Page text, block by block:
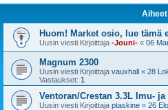
Aiheet
Huom! Market osio, lue
Uusin viesti Kirjoittaja -Jouni- « 06
Magnum 2300
Uusin viesti Kirjoittaja vauxhall « 28
Vastaukset: 1
Ventoran/Crestan 3.3L Imu-
Uusin viesti Kirjoittaja ptaskine « 26